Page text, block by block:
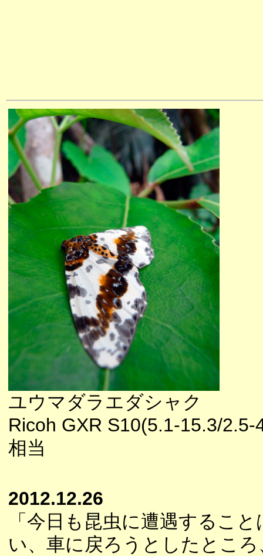
ユウマダラエダシャク
Ricoh GXR S10(5.1-15.3/2.5-
相当
2012.12.26
「今日も昆虫に遭遇するこ
い、車に戻ろうとしたとこ